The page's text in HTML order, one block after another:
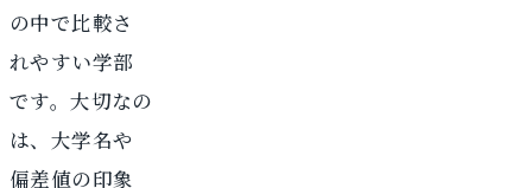
の中で比較さ
れやすい学部
です。大切なの
は、大学名や
偏差値の印象